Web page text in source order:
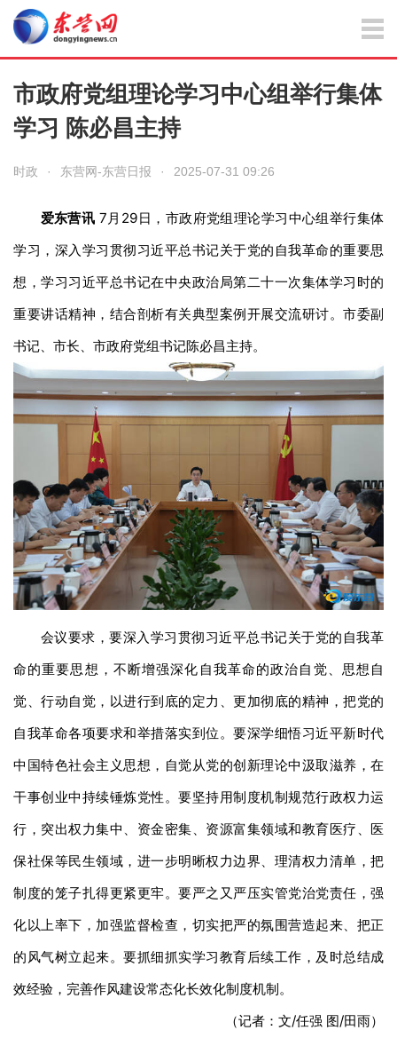
市政府党组理论学习中心组举行集体
学习 陈必昌主持
时政 · 东营网-东营日报 · 2025-07-31 09:26
爱东营讯 7月29日，市政府党组理论学习中心组举行集体
学习，深入学习贯彻习近平总书记关于党的自我革命的重要思
想，学习习近平总书记在中央政治局第二十一次集体学习时的
重要讲话精神，结合剖析有关典型案例开展交流研讨。市委副
书记、市长、市政府党组书记陈必昌主持。
会议要求，要深入学习贯彻习近平总书记关于党的自我革
命的重要思想，不断增强深化自我革命的政治自觉、思想自
觉、行动自觉，以进行到底的定力、更加彻底的精神，把党的
自我革命各项要求和举措落实到位。要深学细悟习近平新时代
中国特色社会主义思想，自觉从党的创新理论中汲取滋养，在
干事创业中持续锤炼党性。要坚持用制度机制规范行政权力运
行，突出权力集中、资金密集、资源富集领域和教育医疗、医
保社保等民生领域，进一步明晰权力边界、理清权力清单，把
制度的笼子扎得更紧更牢。要严之又严压实管党治党责任，强
化以上率下，加强监督检查，切实把严的氛围营造起来、把正
的风气树立起来。要抓细抓实学习教育后续工作，及时总结成
效经验，完善作风建设常态化长效化制度机制。
（记者：文/任强 图/田雨）